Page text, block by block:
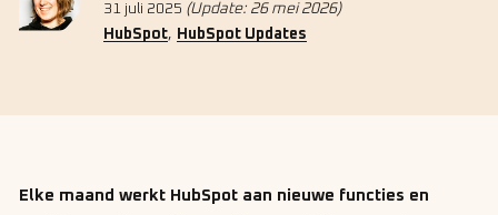
31 juli 2025 (Update: 26 mei 2026)
HubSpot, HubSpot Updates
Elke maand werkt HubSpot aan nieuwe functies en